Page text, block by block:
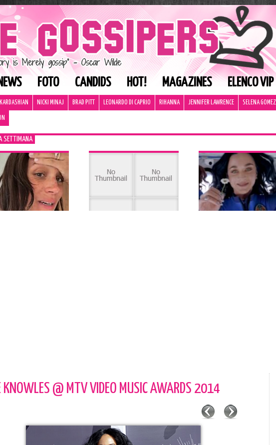
FOTO CANDIDS HOT! MAGAZINES ELENCO VIP
NICKI MINAJ BRAD PITT LEONARDO DI CAPRIO RIHANNA JENNIFER LAWRENCE SELENA GOMEZ
SETTIMANA
KNOWLES @ MTV VIDEO MUSIC AWARDS 2014